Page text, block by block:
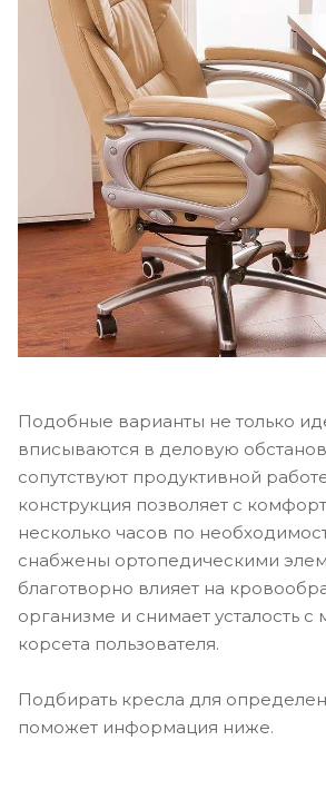
Подобные варианты не только
вписываются в деловую
сопутствуют продуктивной
конструкция позволяет с
несколько часов по
снабжены ортопедическими
благотворно влияет на
организме и снимает усталость
корсета пользователя.
Подбирать кресла для
поможет информация ниже.